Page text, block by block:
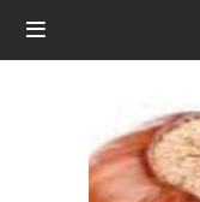
